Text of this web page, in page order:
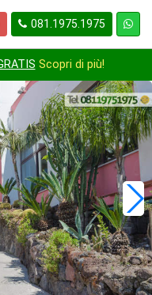
081.1975.1975
Scopri di più!